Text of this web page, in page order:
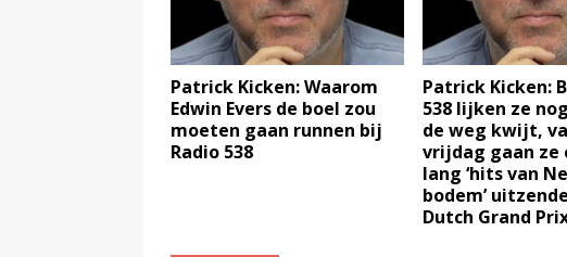
Patrick Kicken: Waarom
Edwin Evers de boel zou
moeten gaan runnen bij
Radio 538
Patrick Kicken:
538 lijken ze
de weg kwijt,
vrijdag gaan ze
lang ‘hits van
bodem’
Dutch Grand